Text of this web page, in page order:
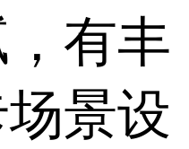
有丰
景设